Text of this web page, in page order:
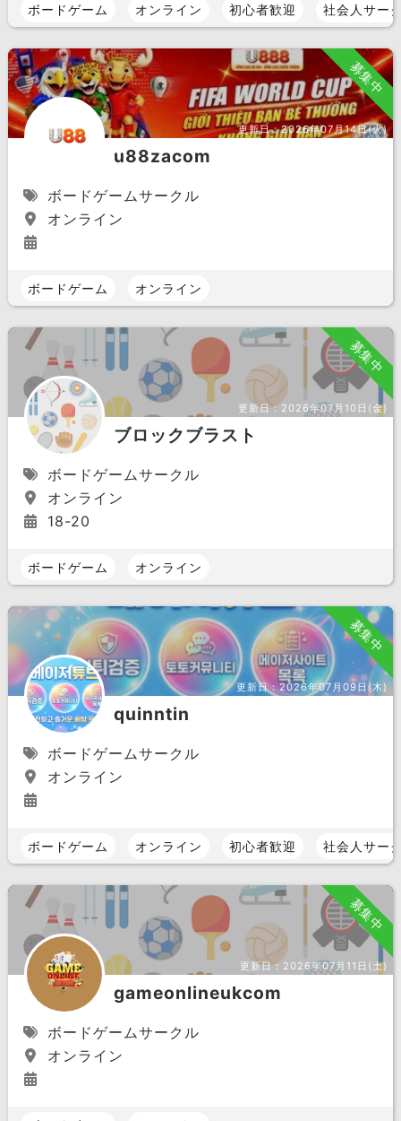
ボードゲーム オンライン 初心者歓迎 社会人サー
募集中
更新日：2026年07月14日(火)
u88zacom
ボードゲームサークル
オンライン
ボードゲーム オンライン
募集中
更新日： 2026年07月10日(金)
ブロックブラスト
ボードゲームサークル
オンライン
18-20
ボードゲーム オンライン
募集中
更新日：2026年07月09日(木)
quinntin
ボードゲームサークル
オンライン
ボードゲーム オンライン 初心者歓迎 社会人サー
募集中
更新日： 2026年07月11日(土)
gameonlineukcom
ボードゲームサークル
オンライン